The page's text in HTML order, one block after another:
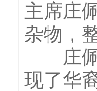
主席庄
杂物，
庄佩
现了华